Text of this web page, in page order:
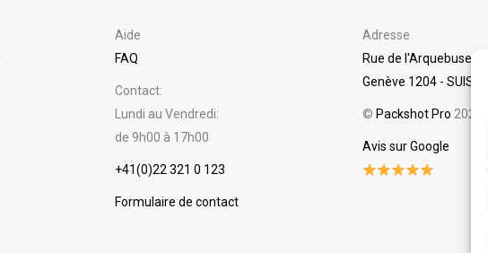
Aide
FAQ
Contact:
Lundi au Vendredi:
de 9h00 à 17h00
+41(0)22 321 0 123
Formulaire de contact
Adresse
Rue de l'Arquebuse 24
Genève 1204 - SUISSE
© Packshot Pro 2025
Avis sur Google